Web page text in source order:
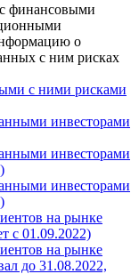
финансовыми
о
с ним рисках
с ними рисками
инвесторами
инвесторами
инвесторами
на рынке
c 01.09.2022)
на рынке
до 31.08.2022,